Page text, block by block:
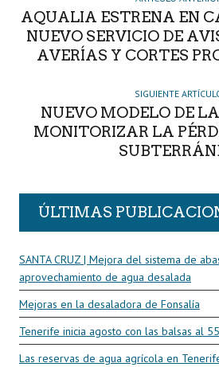
AQUALIA ESTRENA EN
NUEVO SERVICIO DE
AVERÍAS Y CORTES
SIGUIENTE
NUEVO MODELO DE
MONITORIZAR LA
ÚLTIMAS
SANTA CRUZ | Mejora del sistema de
aprovechamiento de agua desalada
Mejoras en la desaladora de Fonsalía
Tenerife inicia agosto con las balsas al
Las reservas de agua agrícola en